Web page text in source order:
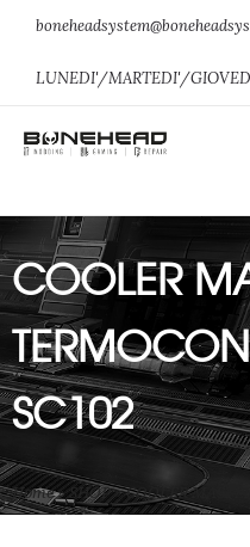
LUNEDI'/MARTEDI'/
COOLER
SC102
Home»SHOP»COOLER